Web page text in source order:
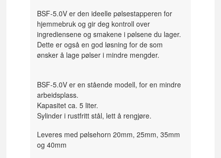
BSF-5.0V er den ideelle pølsestapperen for
hjemmebruk og gir deg kontroll over
ingrediensene og smakene i pølsene du lager.
Dette er også en god løsning for de som
ønsker å lage pølser i mindre mengder.
BSF-5.0V er en stående modell, for en mindre
arbeidsplass.
Kapasitet ca. 5 liter.
Sylinder i rustfritt stål, lett å rengjøre.
Leveres med pølsehorn 20mm, 25mm, 35mm
og 40mm